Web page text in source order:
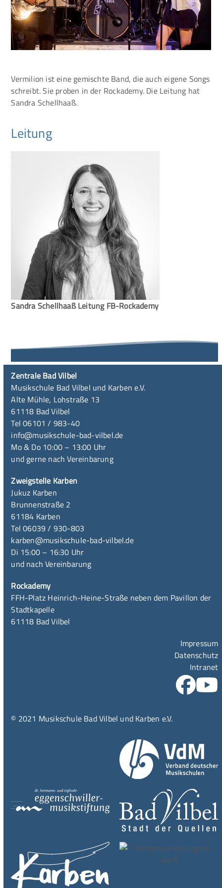
Vermilion ist eine gemischte Band, die auch eigene Songs
schreibt. Sie proben in der Rockademy. Die Leitung hat
Sandra Schellhaaß.
Leitung
Sandra Schellhaaß Leitung FB-Rockademy
Zentrale Bad Vilbel
Musikschule Bad Vilbel und Karben e.V.
Alte Mühle, Lohstraße 13
61118 Bad Vilbel
Tel 06101 / 983-40
info@musikschule-bad-vilbel.de
Mo & Do 10:00 – 13:00 Uhr
und gerne nach Vereinbarung
Zweigstelle Karben
Jukuz Karben
Brunnenstraße 2
61184 Karben
Tel 06039 / 930-803
karben@musikschule-bad-vilbel.de
Di 15:00 – 16:30 Uhr
und nach Vereinbarung
Rockademy
FFH-Platz Heinrich-Heine-Straße neben dem Pavillon der
Stadtkapelle
61118 Bad Vilbel
Impressum
Datenschutz
Intranet
© 2021 Musikschule Bad Vilbel und Karben e.V.